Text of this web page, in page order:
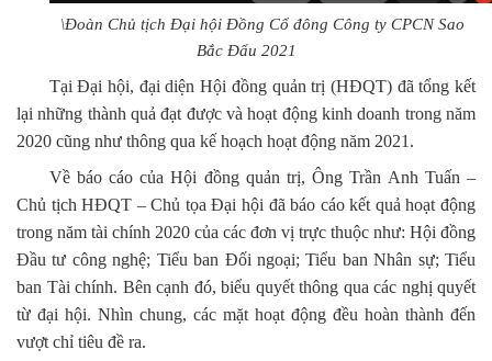
\Đoàn Chủ tịch Đại hội Đồng Cổ đông Công ty CPCN Sao
Bắc Đẩu 2021
Tại Đại hội, đại diện Hội đồng quản trị (HĐQT) đã tổng kết
lại những thành quả đạt được và hoạt động kinh doanh trong năm
2020 cũng như thông qua kế hoạch hoạt động năm 2021.
Về báo cáo của Hội đồng quản trị, Ông Trần Anh Tuấn –
Chủ tịch HĐQT – Chủ tọa Đại hội đã báo cáo kết quả hoạt động
trong năm tài chính 2020 của các đơn vị trực thuộc như: Hội đồng
Đầu tư công nghệ; Tiểu ban Đối ngoại; Tiểu ban Nhân sự; Tiểu
ban Tài chính. Bên cạnh đó, biểu quyết thông qua các nghị quyết
từ đại hội. Nhìn chung, các mặt hoạt động đều hoàn thành đến
vượt chỉ tiêu đề ra.